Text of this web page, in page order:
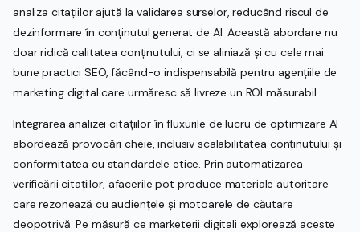
analiza citațiilor ajută la validarea surselor, reducând riscul de
dezinformare în conținutul generat de AI. Această abordare nu
doar ridică calitatea conținutului, ci se aliniază și cu cele mai
bune practici SEO, făcând-o indispensabilă pentru agențiile de
marketing digital care urmăresc să livreze un ROI măsurabil.
Integrarea analizei citațiilor în fluxurile de lucru de optimizare AI
abordează provocări cheie, inclusiv scalabilitatea conținutului și
conformitatea cu standardele etice. Prin automatizarea
verificării citațiilor, afacerile pot produce materiale autoritare
care rezonează cu audiențele și motoarele de căutare
deopotrivă. Pe măsură ce marketerii digitali explorează aceste